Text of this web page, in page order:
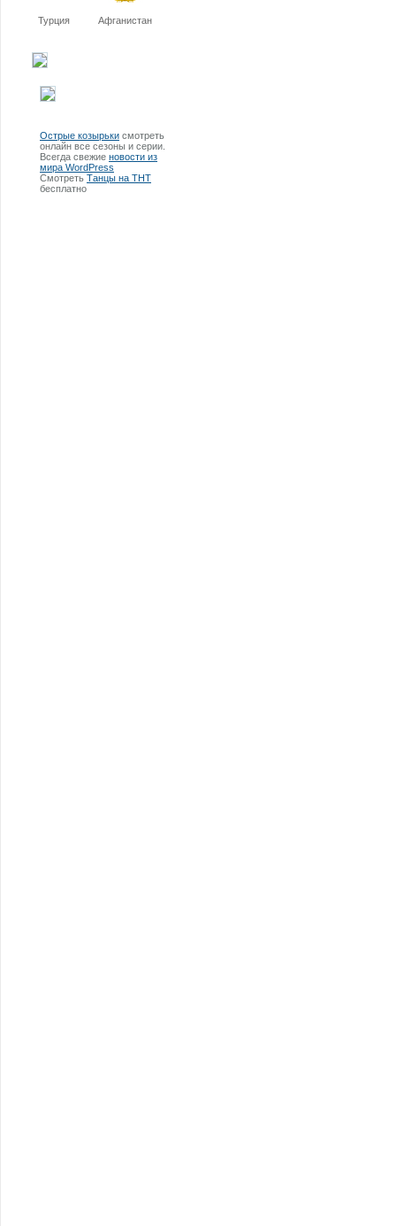
Турция Афганистан
Острые козырьки смотреть
онлайн все сезоны и серии.
Всегда свежие новости из
мира WordPress
Смотреть Танцы на ТНТ
бесплатно